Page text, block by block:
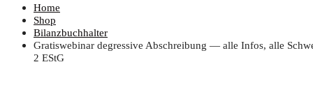
Home
Shop
Bilanzbuchhalter
Gra­tis­web­i­nar degres­si­ve Abschrei­bung — alle Infos, alle
2 EStG